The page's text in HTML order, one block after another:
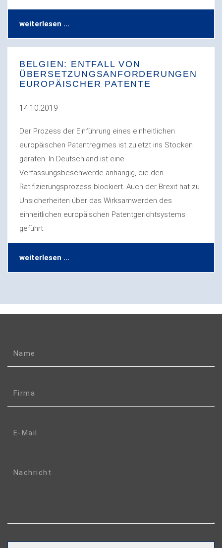
weiterlesen ...
BELGIEN: ENTFALL VON
ÜBERSETZUNGSANFORDERUNGEN
EUROPÄISCHER PATENTE
14.10.2019
Der Prozess der Einführung eines einheitlichen
europäischen Patentregimes ist zuletzt ins Stocken
geraten. In Deutschland ist eine
Verfassungsbeschwerde anhängig, die den
Ratifizierungsprozess blockiert. Auch der Brexit hat zu
Unsicherheiten über das Wirksamwerden des
einheitlichen europäischen Patentgerichtsystems
geführt.
weiterlesen ...